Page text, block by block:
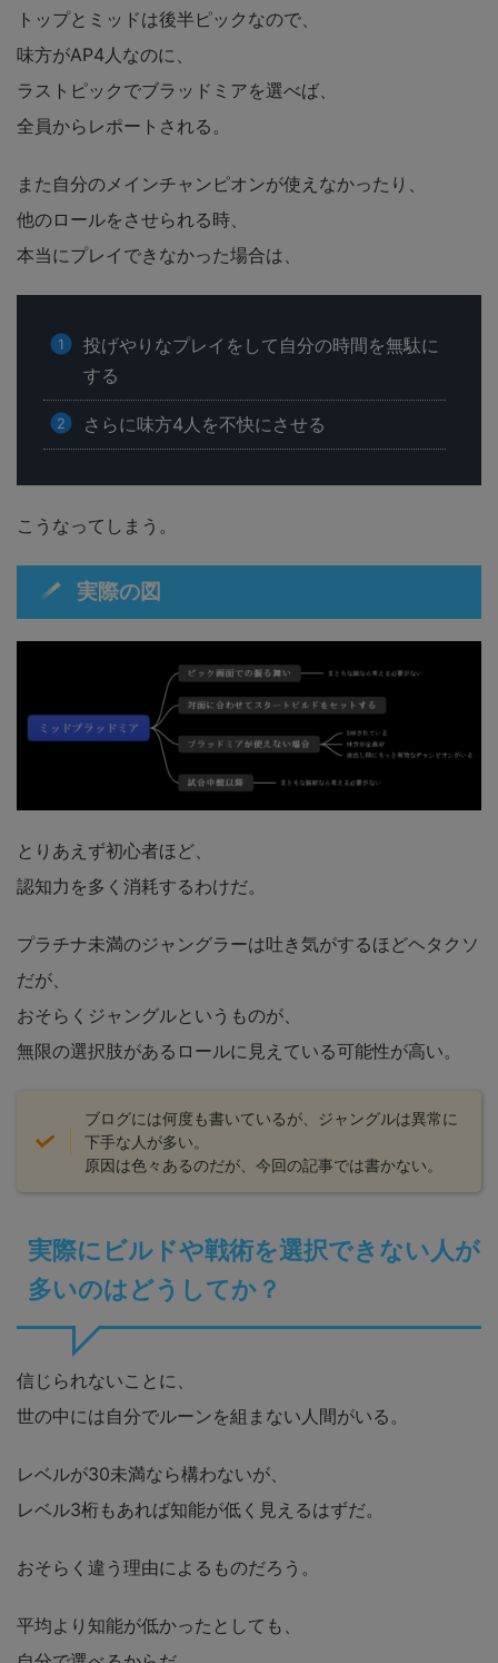
トップとミッドは後半ピックなので、
味方がAP4人なのに、
ラストピックでブラッドミアを選べば、
全員からレポートされる。
また自分のメインチャンピオンが使えなかったり、
他のロールをさせられる時、
本当にプレイできなかった場合は、
投げやりなプレイをして自分の時間を無駄に
する
さらに味方4人を不快にさせる
こうなってしまう。
実際の図
とりあえず初心者ほど、
認知力を多く消耗するわけだ。
プラチナ未満のジャングラーは吐き気がするほどヘタクソ
だが、
おそらくジャングルというものが、
無限の選択肢があるロールに見えている可能性が高い。
ブログには何度も書いているが、ジャングルは異常に
下手な人が多い。
原因は色々あるのだが、今回の記事では書かない。
実際にビルドや戦術を選択できない人が
多いのはどうしてか？
信じられないことに、
世の中には自分でルーンを組まない人間がいる。
レベルが30未満なら構わないが、
レベル3桁もあれば知能が低く見えるはずだ。
おそらく違う理由によるものだろう。
平均より知能が低かったとしても、